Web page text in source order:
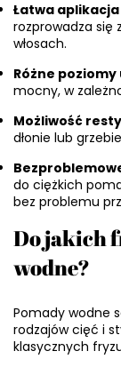
Łatwa aplikacja
rozprowadza się
włosach.
Różne
mocny, w
Możliwość
dłonie lub
do ciężkich
bez problemu
Do jakich
wodne?
Pomady wodne
rodzajów cięć i
klasycznych